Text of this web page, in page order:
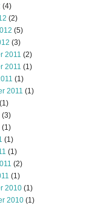
(4)
(2)
(5)
(3)
2011 (2)
2011 (1)
(1)
2011 (1)
(1)
(3)
(1)
(1)
(1)
(2)
(1)
2010 (1)
2010 (1)